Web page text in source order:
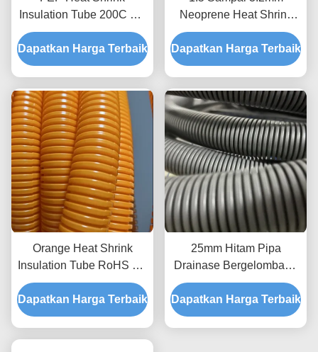
Insulation Tube 200C UV
Resistance 125mm Wrap
Dapatkan Harga Terbaik
Neoprene Heat Shrink
Tubing Dinding Tunggal
Dapatkan Harga Terbaik
Orange Heat Shrink
Insulation Tube RoHS PP
Flame Retardant Heat
Shrink Tubing
Dapatkan Harga Terbaik
25mm Hitam Pipa
Drainase Bergelombang
PP, Pipa Tiriskan
Fleksibel Hitam 32mm
Dapatkan Harga Terbaik